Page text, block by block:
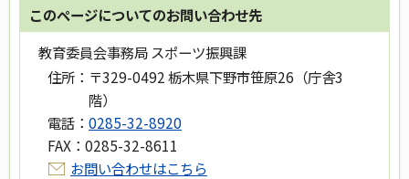
このページについてのお問い合わせ先
教育委員会事務局 スポーツ振興課
住所： 〒329-0492 栃木県下野市笹原26（庁舎3
階）
電話： 0285-32-8920
FAX： 0285-32-8611
お問い合わせはこちら